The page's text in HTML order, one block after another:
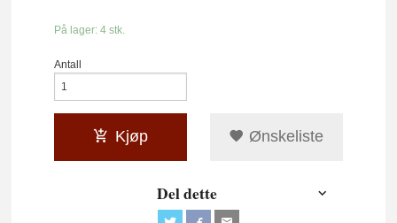
På lager: 4 stk.
Antall
Kjøp Ønskeliste
Del dette